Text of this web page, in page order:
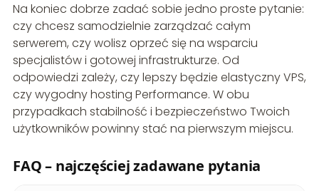
Na koniec dobrze zadać sobie jedno proste pytanie:
czy chcesz samodzielnie zarządzać całym
serwerem, czy wolisz oprzeć się na wsparciu
specjalistów i gotowej infrastrukturze. Od
odpowiedzi zależy, czy lepszy będzie elastyczny VPS,
czy wygodny hosting Performance. W obu
przypadkach stabilność i bezpieczeństwo Twoich
użytkowników powinny stać na pierwszym miejscu.
FAQ – najczęściej zadawane pytania